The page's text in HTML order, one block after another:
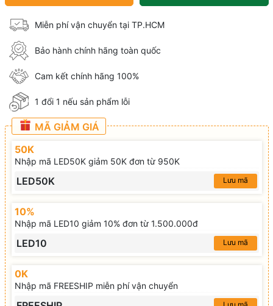
Miễn phí vận chuyển tại TP.HCM
Bảo hành chính hãng toàn quốc
Cam kết chính hãng 100%
1 đổi 1 nếu sản phẩm lỗi
MÃ GIẢM GIÁ
50K
Nhập mã LED50K giảm 50K đơn từ 950K
LED50K Lưu mã
10%
Nhập mã LED10 giảm 10% đơn từ 1.500.000đ
LED10 Lưu mã
0K
Nhập mã FREESHIP miễn phí vận chuyển